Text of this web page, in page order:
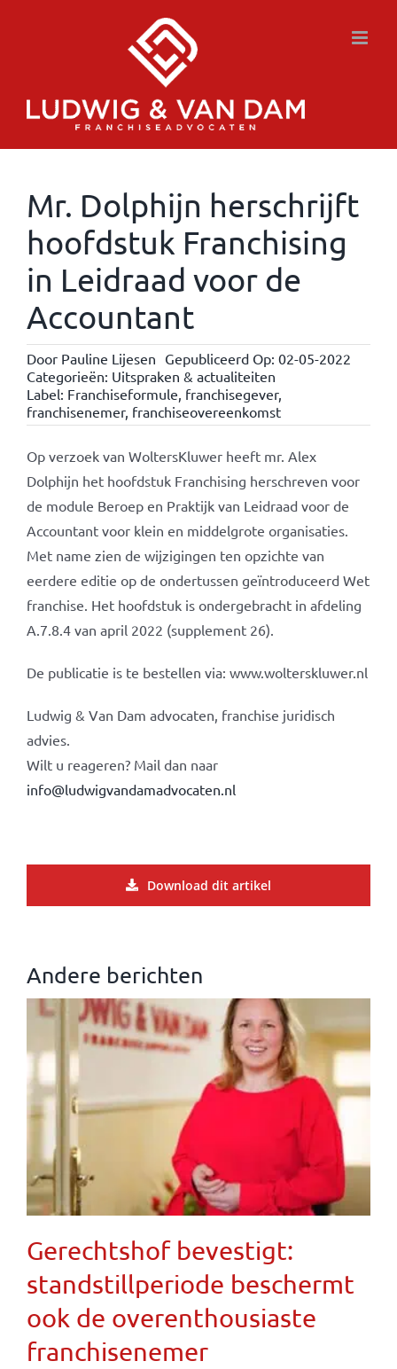
Mr. Dolphijn herschrijft
hoofdstuk Franchising
in Leidraad voor de
Accountant
Door Pauline Lijesen Gepubliceerd Op: 02-05-2022
Categorieën: Uitspraken & actualiteiten
Label: Franchiseformule, franchisegever,
franchisenemer, franchiseovereenkomst
Op verzoek van WoltersKluwer heeft mr. Alex
Dolphijn het hoofdstuk Franchising herschreven voor
de module Beroep en Praktijk van Leidraad voor de
Accountant voor klein en middelgrote organisaties.
Met name zien de wijzigingen ten opzichte van
eerdere editie op de ondertussen geïntroduceerd Wet
franchise. Het hoofdstuk is ondergebracht in afdeling
A.7.8.4 van april 2022 (supplement 26).
De publicatie is te bestellen via: www.wolterskluwer.nl
Ludwig & Van Dam advocaten, franchise juridisch
advies.
Wilt u reageren? Mail dan naar
info@ludwigvandamadvocaten.nl
Download dit artikel
Andere berichten
Gerechtshof bevestigt:
standstillperiode beschermt
ook de overenthousiaste
franchisenemer